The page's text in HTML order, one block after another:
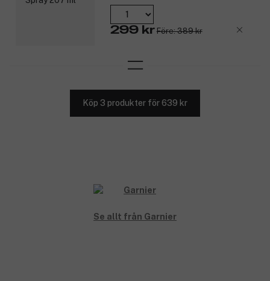
299 kr Före: 389 kr
Köp 3 produkter för 639 kr
Se allt från Garnier